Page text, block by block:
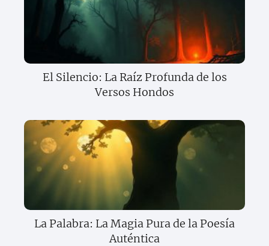
El Silencio: La Raíz Profunda de los
Versos Hondos
La Palabra: La Magia Pura de la Poesía
Auténtica